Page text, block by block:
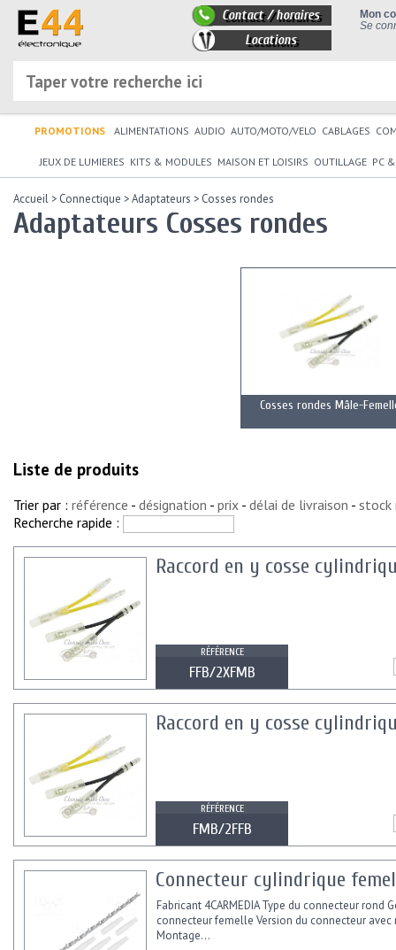
Mon
Se
Contact / horaires
Locations
PROMOTIONS ALIMENTATIONS AUDIO AUTO/MOTO/VELO CABLAGES
JEUX DE LUMIERES KITS & MODULES MAISON ET LOISIRS OUTILLAGE PC
Accueil > Connectique >Adaptateurs > Cosses rondes
Adaptateurs Cosses rondes
Cosses rondes Mâle-
Liste de produits
Trier par : référence - désignation - prix - délai de livraison - stock
Recherche rapide :
Raccord en y cosse
RÉFÉRENCE
FFB/2XFMB
Raccord en y cosse
RÉFÉRENCE
FMB/2FFB
Connecteur cylindrique
Fabricant 4CARMEDIA Type du connecteur rond
connecteur femelle Version du connecteur avec
Montage...